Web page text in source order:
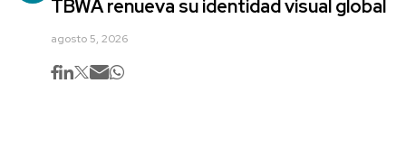
TBWA renueva su identidad visual global
agosto 5, 2026